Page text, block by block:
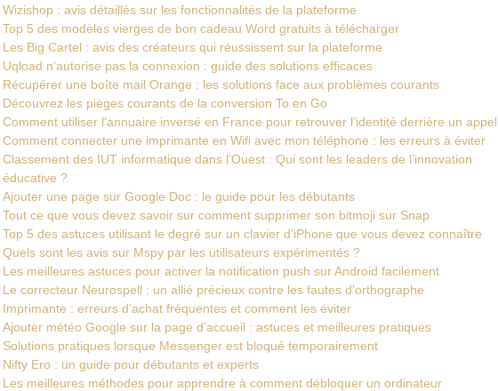
Wizishop : avis détaillés sur les fonctionnalités de la plateforme
Top 5 des modèles vierges de bon cadeau Word gratuits à télécharger
Les Big Cartel : avis des créateurs qui réussissent sur la plateforme
Uqload n’autorise pas la connexion : guide des solutions efficaces
Récupérer une boîte mail Orange : les solutions face aux problèmes courants
Découvrez les pièges courants de la conversion To en Go
Comment utiliser l’annuaire inversé en France pour retrouver l’identité derrière un appel
Comment connecter une imprimante en Wifi avec mon téléphone : les erreurs à éviter
Classement des IUT informatique dans l’Ouest : Qui sont les leaders de l’innovation
éducative ?
Ajouter une page sur Google Doc : le guide pour les débutants
Tout ce que vous devez savoir sur comment supprimer son bitmoji sur Snap
Top 5 des astuces utilisant le degré sur un clavier d’iPhone que vous devez connaître
Quels sont les avis sur Mspy par les utilisateurs expérimentés ?
Les meilleures astuces pour activer la notification push sur Android facilement
Le correcteur Neurospell : un allié précieux contre les fautes d’orthographe
Imprimante : erreurs d’achat fréquentes et comment les éviter
Ajouter météo Google sur la page d’accueil : astuces et meilleures pratiques
Solutions pratiques lorsque Messenger est bloqué temporairement
Nifty Ero : un guide pour débutants et experts
Les meilleures méthodes pour apprendre à comment débloquer un ordinateur